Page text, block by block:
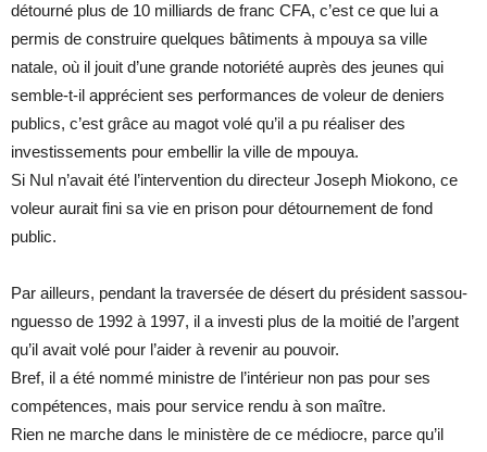
détourné plus de 10 milliards de franc CFA, c’est ce que lui a
permis de construire quelques bâtiments à mpouya sa ville
natale, où il jouit d’une grande notoriété auprès des jeunes qui
semble-t-il apprécient ses performances de voleur de deniers
publics, c’est grâce au magot volé qu’il a pu réaliser des
investissements pour embellir la ville de mpouya.
Si Nul n’avait été l’intervention du directeur Joseph Miokono, ce
voleur aurait fini sa vie en prison pour détournement de fond
public.
Par ailleurs, pendant la traversée de désert du président sassou-
nguesso de 1992 à 1997, il a investi plus de la moitié de l’argent
qu’il avait volé pour l’aider à revenir au pouvoir.
Bref, il a été nommé ministre de l’intérieur non pas pour ses
compétences, mais pour service rendu à son maître.
Rien ne marche dans le ministère de ce médiocre, parce qu’il